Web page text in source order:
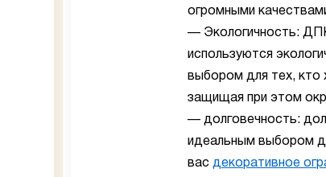
огромными
— Экологичность:
используются
выбором для тех, кто
защищая при этом
— долговечность:
идеальным выбором
вас декоративное